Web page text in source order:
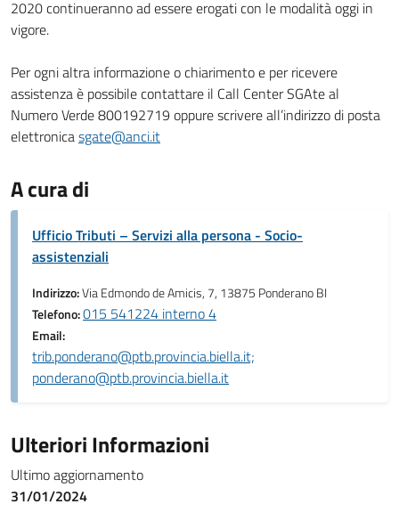
2020 continueranno ad essere erogati con le modalità oggi in
vigore.
Per ogni altra informazione o chiarimento e per ricevere
assistenza è possibile contattare il Call Center SGAte al
Numero Verde 800192719 oppure scrivere all’indirizzo di posta
elettronicasgate@anci.it
A cura di
Ufficio Tributi – Servizi alla persona - Socio-
assistenziali
Indirizzo:Via Edmondo de Amicis, 7, 13875 Ponderano BI
Telefono:015 541224 interno 4
Email:
trib.ponderano@ptb.provincia.biella.it;
ponderano@ptb.provincia.biella.it
Ulteriori Informazioni
Ultimo aggiornamento
31/01/2024